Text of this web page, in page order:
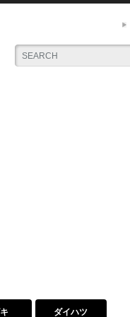
ダイハツ